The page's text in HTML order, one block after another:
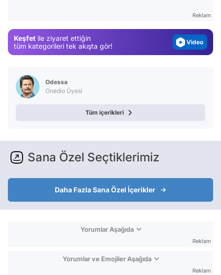
Reklam
Keşfet ile ziyaret ettiğin
tüm kategorileri tek akışta gör!
Test
Odessa
Onedio Üyesi
Tüm içerikleri
Sana Özel Seçtiklerimiz
Daha Fazla Sana Özel İçerikler
Yorumlar Aşağıda
Reklam
Yorumlar ve Emojiler Aşağıda
Reklam